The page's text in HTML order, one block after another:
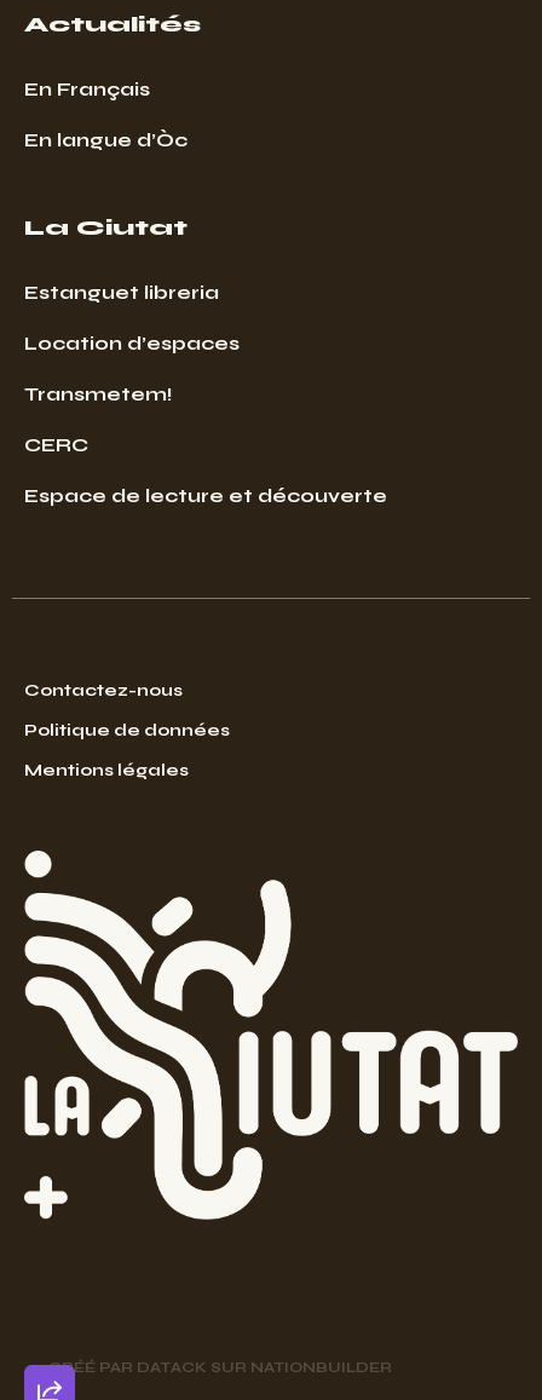
Actualités
En Français
En langue d’Òc
La Ciutat
Estanguet libreria
Location d’espaces
Transmetem!
CERC
Espace de lecture et découverte
Contactez-nous
Politique de données
Mentions légales
CRÉÉ PAR DATACK SUR NATIONBUILDER